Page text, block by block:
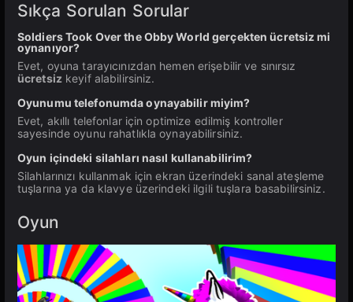
Sıkça Sorulan Sorular
Soldiers Took Over the Obby World gerçekten ücretsiz mi
oynanıyor?
Evet, oyuna tarayıcınızdan hemen erişebilir ve sınırsız
ücretsiz keyif alabilirsiniz.
Oyunumu telefonumda oynayabilir miyim?
Evet, akıllı telefonlar için optimize edilmiş kontroller
sayesinde oyunu rahatlıkla oynayabilirsiniz.
Oyun içindeki silahları nasıl kullanabilirim?
Silahlarınızı kullanmak için ekran üzerindeki sanal ateşleme
tuşlarına ya da klavye üzerindeki ilgili tuşlara basabilirsiniz.
Oyun